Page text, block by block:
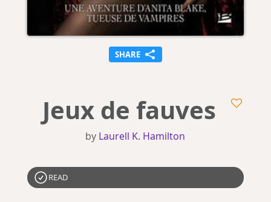
SHARE
Jeux de fauves
by Laurell K. Hamilton
READ